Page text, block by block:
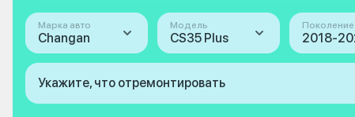
Марка авто
Changan
Модель
CS35 Plus
Поколение
2018-
Укажите, что отремонтировать